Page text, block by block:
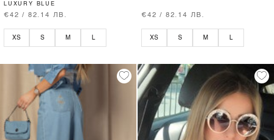
LUXURY BLUE
€42 / 82.14 ЛВ.
XS S M
€42 / 82.14 ЛВ.
XS S M